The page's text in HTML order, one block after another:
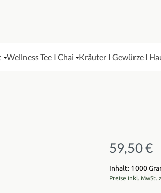
Wellness Tee I Chai Kräuter I Gewürze I
Regulärer
59,50 €
Inhalt: 1000
Preise inkl. MwSt.